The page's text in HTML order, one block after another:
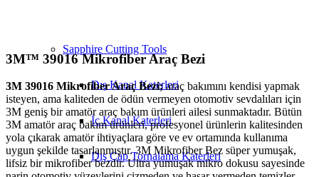
Sapphire Cutting Tools
Dış Kanal Katerleri
İç Kanal Katerleri
Dış Çap Tornalama Katerleri
3M™ 39016 Mikrofiber Araç Bezi
3M 39016 Mikrofiber Araç Bezi;araç bakımını kendisi yapmak
isteyen, ama kaliteden de ödün vermeyen otomotiv sevdalıları için
3M geniş bir amatör araç bakım ürünleri ailesi sunmaktadır. Bütün
3M amatör araç bakım ürünleri, profesyonel ürünlerin kalitesinden
yola çıkarak amatör ihtiyaçlara göre ve ev ortamında kullanıma
uygun şekilde tasarlanmıştır. 3M Mikrofiber Bez süper yumuşak,
lifsiz bir mikrofiber bezdir. Ultra yumuşak mikro dokusu sayesinde